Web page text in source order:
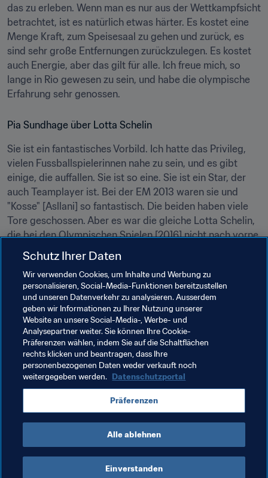
das zu erleben. Wenn man es nur aus der Wettkampfsicht
betrachtet, ist es natürlich etwas härter. Es kostet eine
Menge Kraft, zum Speisesaal zu gehen und zurück, es
sind sehr große Entfernungen zurückzulegen. Es kostet
auch Energie, aber das gilt für alle. Ich freue mich, so
lange in Rio gewesen zu sein, und habe die olympische
Erfahrung sehr genossen.
Pia Sundhage über Lotta Schelin
Sie ist ein fantastisches Vorbild. Ich hatte das Privileg,
vielen Fussballspielerinnen nahe zu sein, und es gibt
einige, die auffallen. Sie ist so eine. Sie ist ein Star, der
auch Teamplayer ist. Bei der EM 2013 waren sie und
"Kosse" [Asllani] so fantastisch. Die beiden haben viele
Tore geschossen. Aber es war die gleiche Lotta Schelin,
die bei den Olympischen Spielen [2016] nicht nach vorne
spielte, sondern als äußere linke Mittelfeldspielerin
agierte und viel Zeit für die Verteidigung aufwenden
musste. Ich denke, es war eine Herausforderung und sie
hat es wunderbar gemacht, weil sie eine Teamspielerin
ist. Es gibt nicht viele Stars, die damit umgehen können,
aber sie hat es geschafft.
Verwandte Themen
FIFA Frauen-Weltmeisterschaft Frankreich 2019
Sweden
Schutz Ihrer Daten
Wir verwenden Cookies, um Inhalte und Werbung zu
personalisieren, Social-Media-Funktionen bereitzustellen
und unseren Datenverkehr zu analysieren. Ausserdem
geben wir Informationen zu Ihrer Nutzung unserer
Website an unsere Social-Media-, Werbe- und
Analysepartner weiter. Sie können Ihre Cookie-
Präferenzen wählen, indem Sie auf die Schaltflächen
rechts klicken und beantragen, dass Ihre
personenbezogenen Daten weder verkauft noch
weitergegeben werden. Datenschutzportal
Präferenzen
Alle ablehnen
Einverstanden